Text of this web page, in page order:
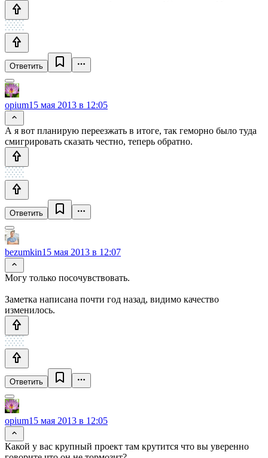
Ответить
opium15 мая 2013 в 12:05
А я вот планирую переезжать в итоге, так геморно было туда
смигрировать сказать честно, теперь обратно.
Ответить
bezumkin15 мая 2013 в 12:07
Могу только посочувствовать.
Заметка написана почти год назад, видимо качество
изменилось.
Ответить
opium15 мая 2013 в 12:05
Какой у вас крупный проект там крутится что вы уверенно